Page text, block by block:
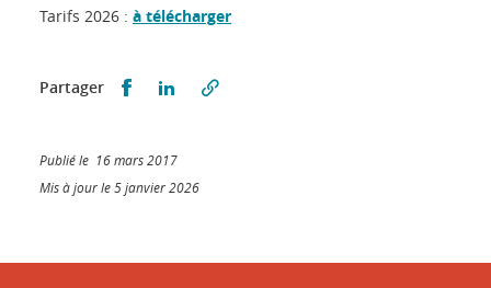
Tarifs 2026 : à télécharger
Partager Partager sur Facebook
Partager sur LinkedIn
Publié le 16 mars 2017
Mis à jour le 5 janvier 2026